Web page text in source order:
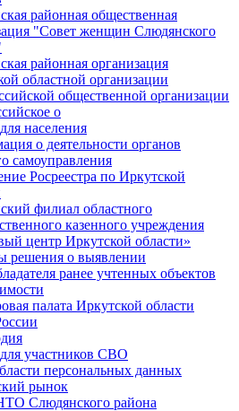
районная общественная
"Совет женщин Слюдянского
районная организация
областной организации
общественной организации
о
населения
о деятельности органов
самоуправления
Росреестра по Иркутской
филиал областного
казенного учреждения
центр Иркутской области»
решения о выявлении
ранее учтенных объектов
палата Иркутской области
участников СВО
персональных данных
рынок
Слюдянского района